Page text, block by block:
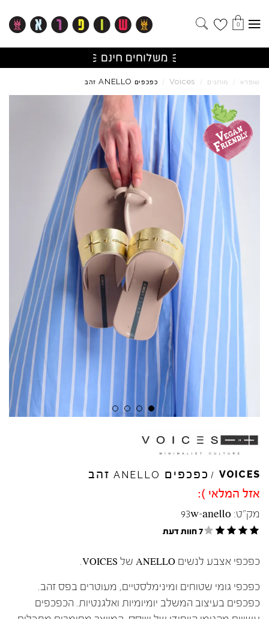
0
שופרא / מותגים /
Voices
/ כפכפים ANELLO זהב
VOICES
/ כפכפים ANELLO זהב
אזל המלאי ):
מק"ט: 93w-anello
7 חוות דעת
כפכפי אצבע לנשים ANELLO של VOICES.
כפכפי גומי שטוחים ומינימלסטיים, מעוטרים בפס זהב.
כפכפים בעיצוב המשלב יומיומיות ואלגנטיות. הכפכפים